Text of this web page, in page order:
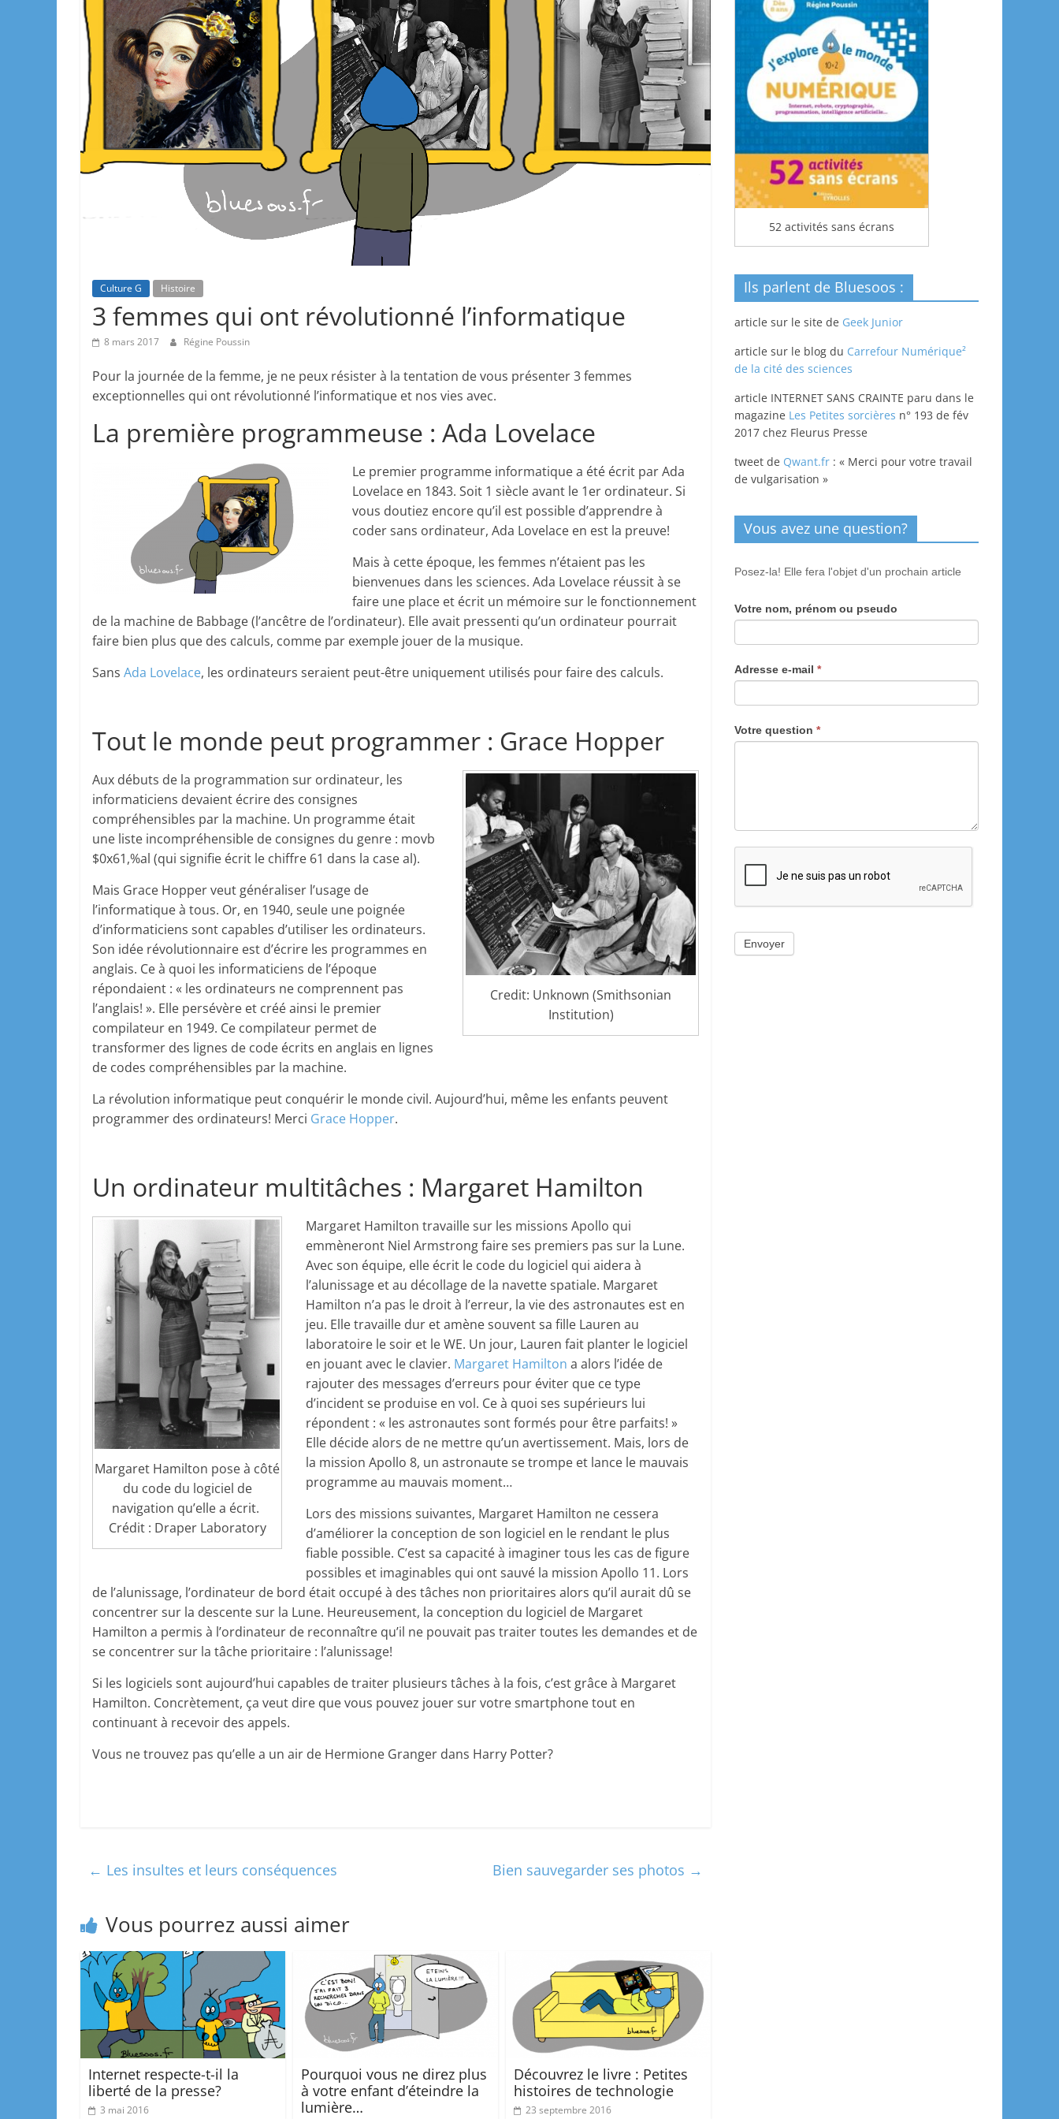
Culture G Histoire
3 femmes qui ont révolutionné l’informatique
8 mars 2017 Régine Poussin
Pour la journée de la femme, je ne peux résister à la tentation de vous présenter 3 femmes
exceptionnelles qui ont révolutionné l’informatique et nos vies avec.
La première programmeuse : Ada Lovelace
Le premier programme informatique a été écrit par Ada
Lovelace en 1843. Soit 1 siècle avant le 1er ordinateur. Si
vous doutiez encore qu’il est possible d’apprendre à
coder sans ordinateur, Ada Lovelace en est la preuve!
Mais à cette époque, les femmes n’étaient pas les
bienvenues dans les sciences. Ada Lovelace réussit à se
faire une place et écrit un mémoire sur le fonctionnement
de la machine de Babbage (l’ancêtre de l’ordinateur). Elle avait pressenti qu’un ordinateur pourrait
faire bien plus que des calculs, comme par exemple jouer de la musique.
Sans Ada Lovelace, les ordinateurs seraient peut-être uniquement utilisés pour faire des calculs.
Tout le monde peut programmer : Grace Hopper
Credit: Unknown (Smithsonian
Institution)
Aux débuts de la programmation sur ordinateur, les
informaticiens devaient écrire des consignes
compréhensibles par la machine. Un programme était
une liste incompréhensible de consignes du genre : movb
$0x61,%al (qui signifie écrit le chiffre 61 dans la case al).
Mais Grace Hopper veut généraliser l’usage de
l’informatique à tous. Or, en 1940, seule une poignée
d’informaticiens sont capables d’utiliser les ordinateurs.
Son idée révolutionnaire est d’écrire les programmes en
anglais. Ce à quoi les informaticiens de l’époque
répondaient : « les ordinateurs ne comprennent pas
l’anglais! ». Elle persévère et créé ainsi le premier
compilateur en 1949. Ce compilateur permet de
transformer des lignes de code écrits en anglais en lignes
de codes compréhensibles par la machine.
La révolution informatique peut conquérir le monde civil. Aujourd’hui, même les enfants peuvent
programmer des ordinateurs! Merci Grace Hopper.
Un ordinateur multitâches : Margaret Hamilton
Margaret Hamilton pose à côté
du code du logiciel de
navigation qu’elle a écrit.
Crédit : Draper Laboratory
Margaret Hamilton travaille sur les missions Apollo qui
emmèneront Niel Armstrong faire ses premiers pas sur la Lune.
Avec son équipe, elle écrit le code du logiciel qui aidera à
l’alunissage et au décollage de la navette spatiale. Margaret
Hamilton n’a pas le droit à l’erreur, la vie des astronautes est en
jeu. Elle travaille dur et amène souvent sa fille Lauren au
laboratoire le soir et le WE. Un jour, Lauren fait planter le logiciel
en jouant avec le clavier. Margaret Hamilton a alors l’idée de
rajouter des messages d’erreurs pour éviter que ce type
d’incident se produise en vol. Ce à quoi ses supérieurs lui
répondent : « les astronautes sont formés pour être parfaits! »
Elle décide alors de ne mettre qu’un avertissement. Mais, lors de
la mission Apollo 8, un astronaute se trompe et lance le mauvais
programme au mauvais moment…
Lors des missions suivantes, Margaret Hamilton ne cessera
d’améliorer la conception de son logiciel en le rendant le plus
fiable possible. C’est sa capacité à imaginer tous les cas de figure
possibles et imaginables qui ont sauvé la mission Apollo 11. Lors
de l’alunissage, l’ordinateur de bord était occupé à des tâches non prioritaires alors qu’il aurait dû se
concentrer sur la descente sur la Lune. Heureusement, la conception du logiciel de Margaret
Hamilton a permis à l’ordinateur de reconnaître qu’il ne pouvait pas traiter toutes les demandes et de
se concentrer sur la tâche prioritaire : l’alunissage!
Si les logiciels sont aujourd’hui capables de traiter plusieurs tâches à la fois, c’est grâce à Margaret
Hamilton. Concrètement, ça veut dire que vous pouvez jouer sur votre smartphone tout en
continuant à recevoir des appels.
Vous ne trouvez pas qu’elle a un air de Hermione Granger dans Harry Potter?
← Les insultes et leurs conséquences Bien sauvegarder ses photos →
Vous pourrez aussi aimer
Internet respecte-t-il la
liberté de la presse?
3 mai 2016
Pourquoi vous ne direz plus
à votre enfant d’éteindre la
lumière…
Découvrez le livre : Petites
histoires de technologie
23 septembre 2016
52 activités sans écrans
Ils parlent de Bluesoos :
article sur le site de Geek Junior
article sur le blog du Carrefour Numérique²
de la cité des sciences
article INTERNET SANS CRAINTE paru dans le
magazine Les Petites sorcières n° 193 de fév
2017 chez Fleurus Presse
tweet de Qwant.fr : « Merci pour votre travail
de vulgarisation »
Vous avez une question?
Posez-la! Elle fera l'objet d'un prochain article
Votre nom, prénom ou pseudo
Adresse e-mail *
Votre question *